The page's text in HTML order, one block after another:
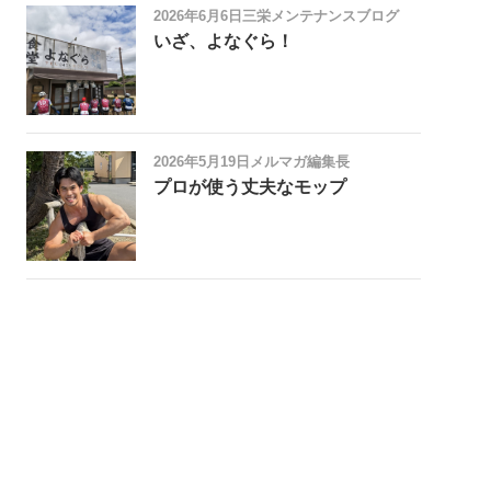
2026年6月6日 三栄メンテナンスブログ
いざ、よなぐら！
2026年5月19日 メルマガ編集長
プロが使う丈夫なモップ